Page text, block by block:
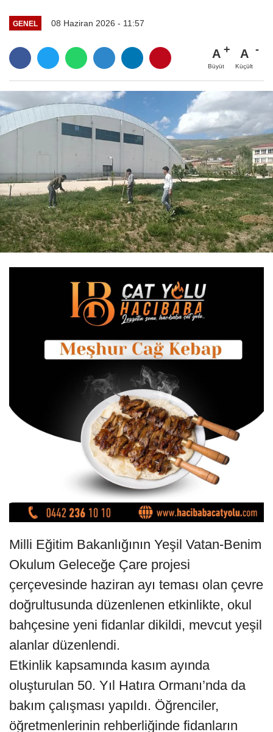
GENEL 08 Haziran 2026 - 11:57
A
Büyüt
A
Küçült
Milli Eğitim Bakanlığının Yeşil Vatan-Benim
Okulum Geleceğe Çare projesi
çerçevesinde haziran ayı teması olan çevre
doğrultusunda düzenlenen etkinlikte, okul
bahçesine yeni fidanlar dikildi, mevcut yeşil
alanlar düzenlendi.
Etkinlik kapsamında kasım ayında
oluşturulan 50. Yıl Hatıra Ormanı’nda da
bakım çalışması yapıldı. Öğrenciler,
öğretmenlerinin rehberliğinde fidanların